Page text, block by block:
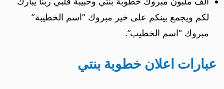
لكم ويجمع بينكم على خير مبروك “اسم الخطيبة”
مبروك “اسم الخطيب”.
عبارات اعلان خطوبة بنتي